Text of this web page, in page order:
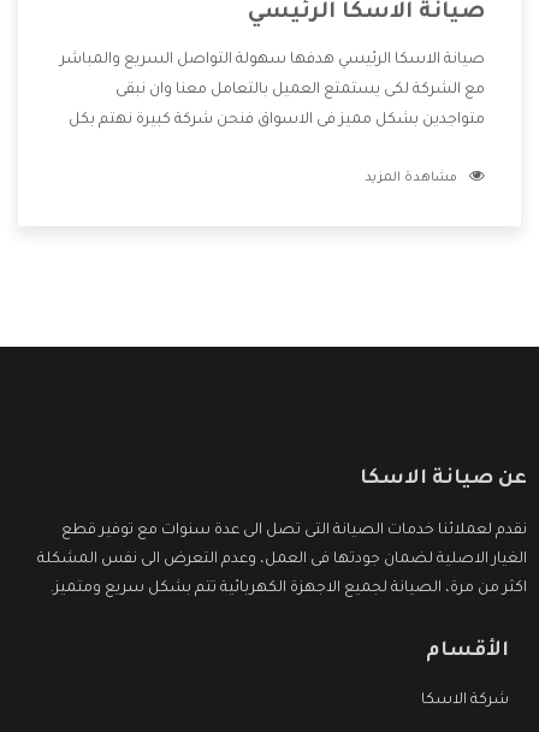
صيانة الاسكا الرئيسي
صيانة الاسكا الرئيسي هدفها سهولة التواصل السريع والمباشر
مع الشركة لكى يستمتع العميل بالتعامل معنا وان نبقى
متواجدين بشكل مميز فى الاسواق فنحن شركة كبيرة نهتم بكل
الشركة بها والتى تكون منها خدمة الصيانة التى تكون من أهم
مشاهدة المزيد
عن صيانة الاسكا
نقدم لعملائنا خدمات الصيانة التى تصل الى عدة سنوات مع توفير قطع
الغيار الاصلية لضمان جودتها فى العمل، وعدم التعرض الى نفس المشكلة
اكثر من مرة، الصيانة لجميع الاجهزة الكهربائية تتم بشكل سريع ومتميز.
الأقسام
شركة الاسكا